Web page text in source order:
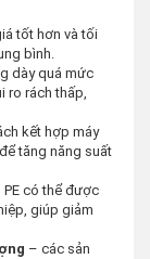
tốt hơn và tối
bình.
dày quá mức
ro rách thấp,
kết hợp máy
tăng năng suất
có thể được
giúp giảm
– các sản